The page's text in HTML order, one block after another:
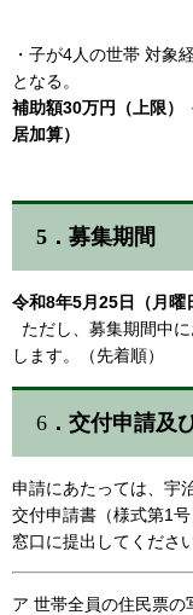
・子が4人の世帯 対象
となる。
補助額30万円（上限）
居加算）
5．募集期間
令和8年5月25日（月曜
ただし、募集期間中
します。（先着順）
​6 ．交付申請及
申請にあたっては、宇
交付申請書（様式第1
窓口に提出してください
ア 世帯全員の住民票の